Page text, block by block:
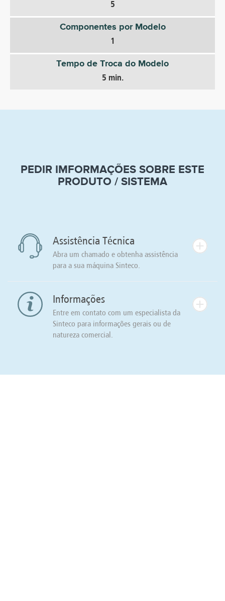
5
Componentes por Modelo
1
Tempo de Troca do Modelo
5 min.
PEDIR IMFORMAÇÕES SOBRE ESTE
PRODUTO / SISTEMA
Assistência Técnica
Abra um chamado e obtenha assistência
para a sua máquina Sinteco.
Informações
Entre em contato com um especialista da
Sinteco para informações gerais ou de
natureza comercial.